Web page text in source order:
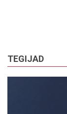
TEGIJAD